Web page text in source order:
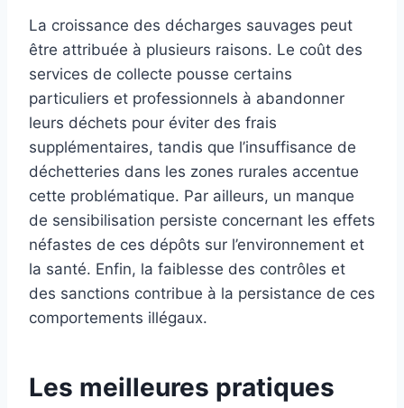
La croissance des décharges sauvages peut
être attribuée à plusieurs raisons. Le coût des
services de collecte pousse certains
particuliers et professionnels à abandonner
leurs déchets pour éviter des frais
supplémentaires, tandis que l’insuffisance de
déchetteries dans les zones rurales accentue
cette problématique. Par ailleurs, un manque
de sensibilisation persiste concernant les effets
néfastes de ces dépôts sur l’environnement et
la santé. Enfin, la faiblesse des contrôles et
des sanctions contribue à la persistance de ces
comportements illégaux.
Les meilleures pratiques